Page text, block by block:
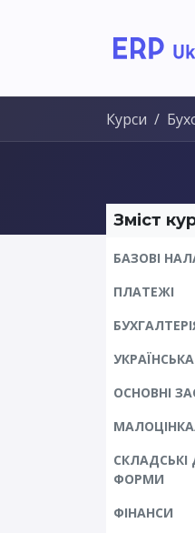
Курси
Зміст
БАЗОВІ
ПЛАТЕЖІ
УКРАЇНСЬКА
ОСНОВНІ
СКЛАДСЬКІ
ФОРМИ
ФІНАНСИ